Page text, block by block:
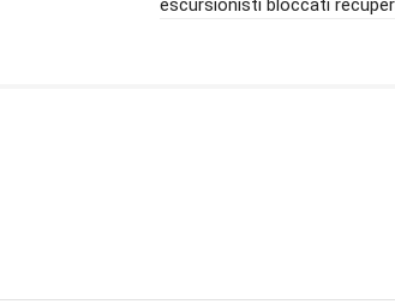
escursionisti bloccati